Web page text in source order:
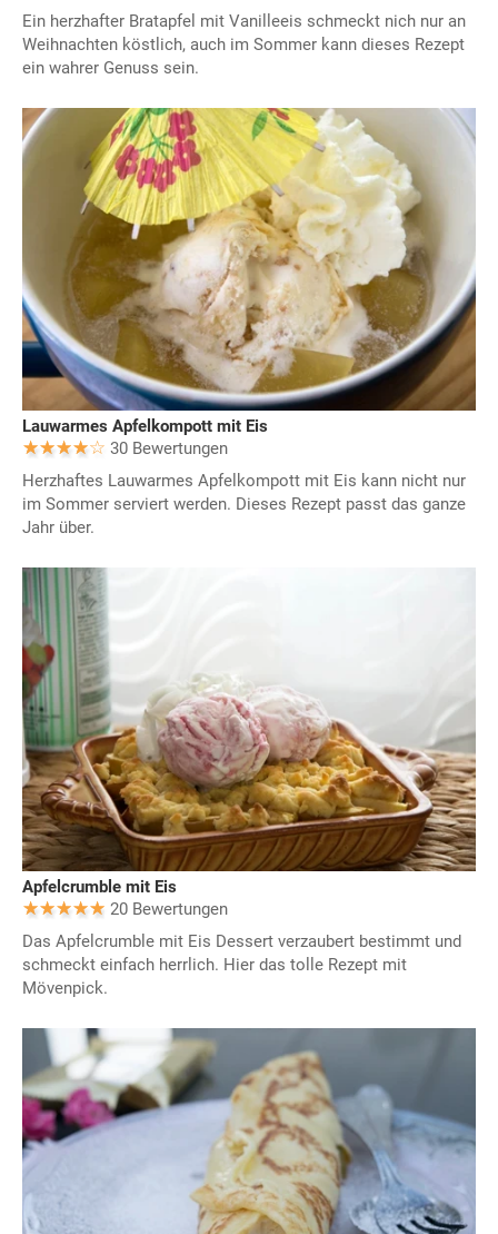
Ein herzhafter Bratapfel mit Vanilleeis schmeckt nich nur an
Weihnachten köstlich, auch im Sommer kann dieses Rezept
ein wahrer Genuss sein.
Lauwarmes Apfelkompott mit Eis
30 Bewertungen
Herzhaftes Lauwarmes Apfelkompott mit Eis kann nicht nur
im Sommer serviert werden. Dieses Rezept passt das ganze
Jahr über.
Apfelcrumble mit Eis
20 Bewertungen
Das Apfelcrumble mit Eis Dessert verzaubert bestimmt und
schmeckt einfach herrlich. Hier das tolle Rezept mit
Mövenpick.